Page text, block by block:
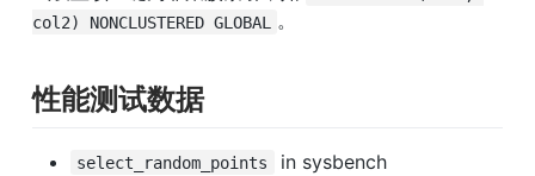
col2) NONCLUSTERED GLOBAL
。
性能测试数据
select_random_points
in sysbench